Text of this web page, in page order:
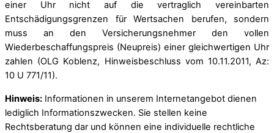
einer Uhr nicht auf die vertraglich vereinbarten
Entschädigungsgrenzen für Wertsachen berufen, sondern
muss an den Versicherungsnehmer den vollen
Wiederbeschaffungspreis (Neupreis) einer gleichwertigen Uhr
zahlen (OLG Koblenz, Hinweisbeschluss vom 10.11.2011, Az:
10 U 771/11).
Hinweis: Informationen in unserem Internetangebot dienen
lediglich Informationszwecken. Sie stellen keine
Rechtsberatung dar und können eine individuelle rechtliche